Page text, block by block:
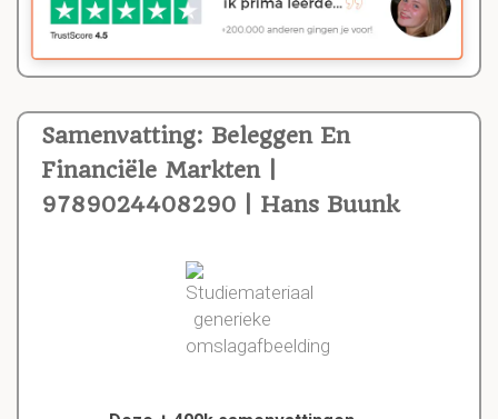
Samenvatting: Beleggen En
Financiële Markten |
9789024408290 | Hans Buunk